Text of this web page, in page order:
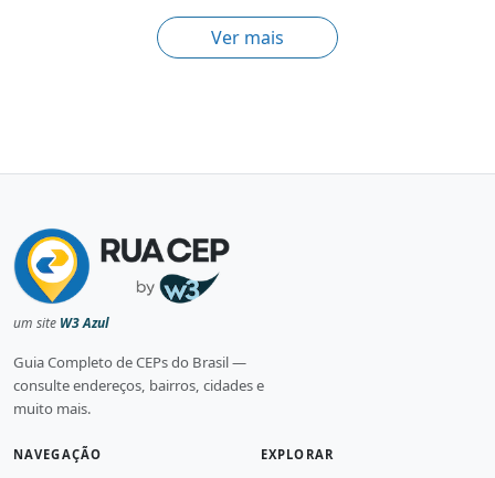
Ver mais
um site W3 Azul
Guia Completo de CEPs do Brasil —
consulte endereços, bairros, cidades e
muito mais.
NAVEGAÇÃO EXPLORAR